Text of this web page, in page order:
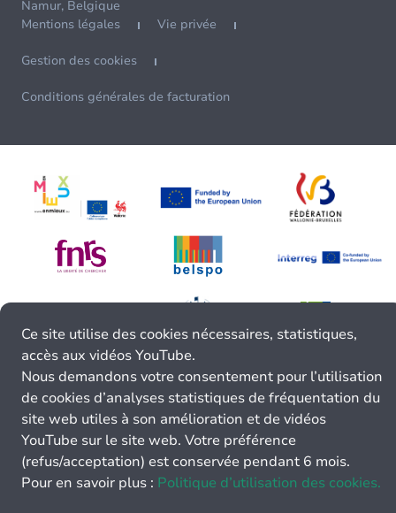
Namur, Belgique
Mentions légales
Vie privée
Gestion des cookies
Conditions générales de facturation
Ce site utilise des cookies nécessaires, statistiques,
accès aux vidéos YouTube.
Nous demandons votre consentement pour l’utilisation
de cookies d’analyses statistiques de fréquentation du
site web utiles à son amélioration et de vidéos
YouTube sur le site web. Votre préférence
(refus/acceptation) est conservée pendant 6 mois.
Pour en savoir plus : Politique d’utilisation des cookies.